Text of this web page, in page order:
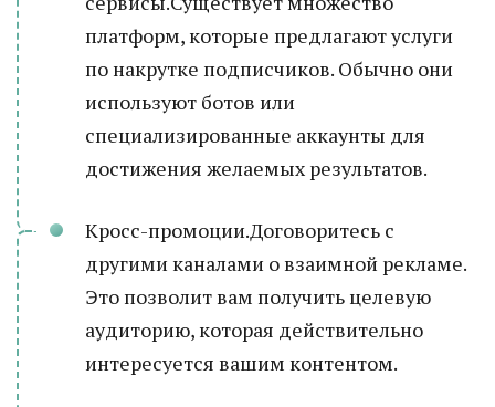
платформ, которые предлагают услуги
по накрутке подписчиков. Обычно они
используют ботов или
специализированные аккаунты для
достижения желаемых результатов.
Кросс-промоции.Договоритесь с
другими каналами о взаимной рекламе.
Это позволит вам получить целевую
аудиторию, которая действительно
интересуется вашим контентом.